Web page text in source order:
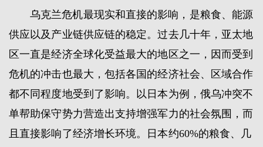
乌克兰危机最现实和直接的影响，是粮食、能源
供应以及产业链供应链的稳定。过去几十年，亚太地
区一直是经济全球化受益最大的地区之一，因而受到
危机的冲击也最大，包括各国的经济社会、区域合作
都不同程度地受到了影响。以日本为例，俄乌冲突不
单帮助保守势力营造出支持增强军力的社会氛围，而
且直接影响了经济增长环境。日本约60%的粮食、几